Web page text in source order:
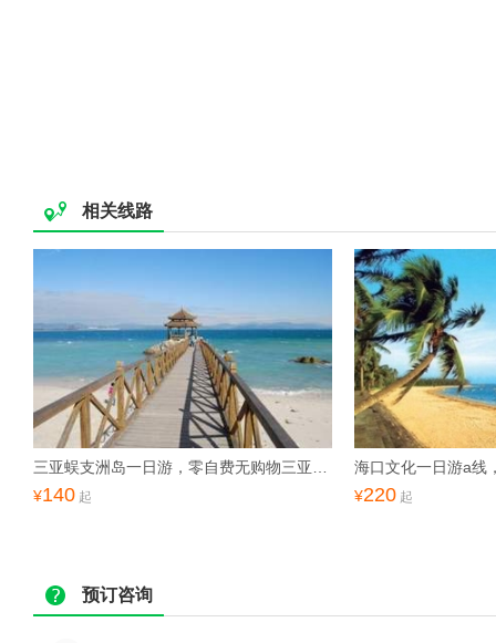
相关线路
¥140 起 ¥220 起
预订咨询